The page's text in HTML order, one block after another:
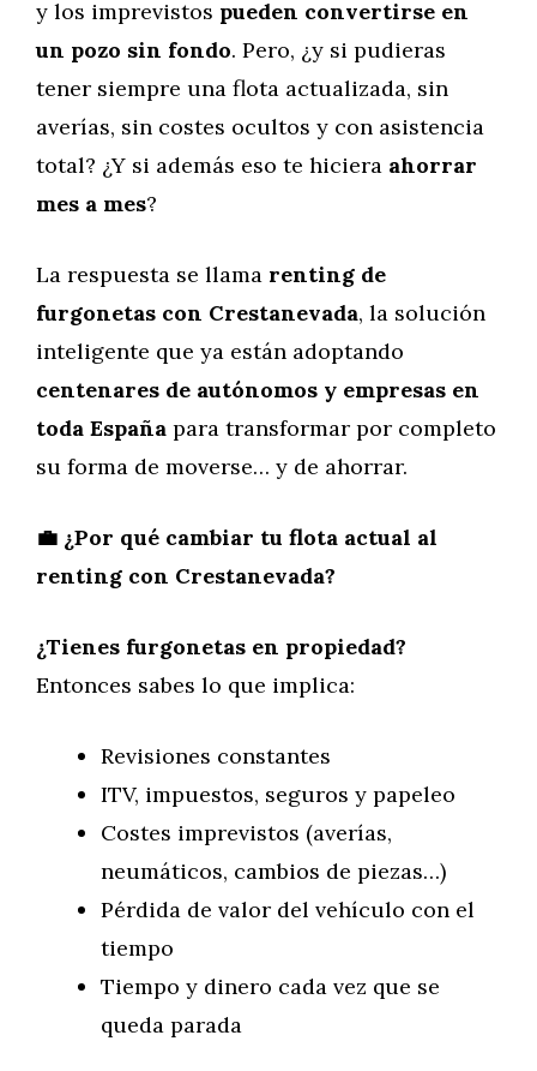
y los imprevistos pueden convertirse en
un pozo sin fondo. Pero, ¿y si pudieras
tener siempre una flota actualizada, sin
averías, sin costes ocultos y con asistencia
total? ¿Y si además eso te hiciera ahorrar
mes a mes?
La respuesta se llama renting de
furgonetas con Crestanevada, la solución
inteligente que ya están adoptando
centenares de autónomos y empresas en
toda España para transformar por completo
su forma de moverse… y de ahorrar.
💼 ¿Por qué cambiar tu flota actual al
renting con Crestanevada?
¿Tienes furgonetas en propiedad?
Entonces sabes lo que implica:
Revisiones constantes
ITV, impuestos, seguros y papeleo
Costes imprevistos (averías,
neumáticos, cambios de piezas…)
Pérdida de valor del vehículo con el
tiempo
Tiempo y dinero cada vez que se
queda parada